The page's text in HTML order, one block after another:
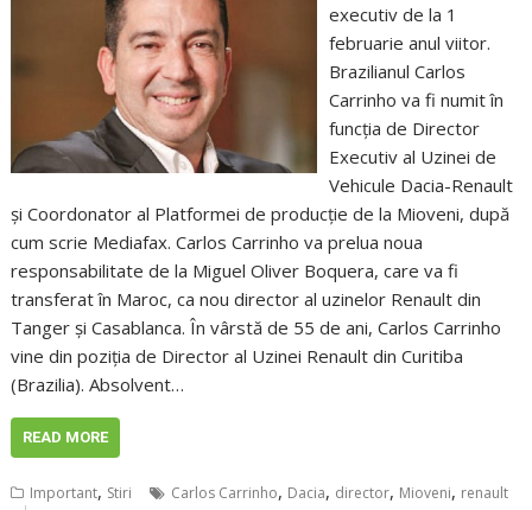
executiv de la 1
februarie anul viitor.
Brazilianul Carlos
Carrinho va fi numit în
funcţia de Director
Executiv al Uzinei de
Vehicule Dacia-Renault
şi Coordonator al Platformei de producție de la Mioveni, după
cum scrie Mediafax. Carlos Carrinho va prelua noua
responsabilitate de la Miguel Oliver Boquera, care va fi
transferat în Maroc, ca nou director al uzinelor Renault din
Tanger şi Casablanca. În vârstă de 55 de ani, Carlos Carrinho
vine din poziția de Director al Uzinei Renault din Curitiba
(Brazilia). Absolvent…
READ MORE
Important, Stiri Carlos Carrinho, Dacia, director, Mioveni, renault